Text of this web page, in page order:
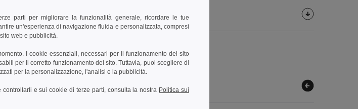
un commento
parti per migliorare la funzionalità generale, ricordare le tue
un'esperienza di navigazione fluida e personalizzata, compresi
web e pubblicità.
I cookie essenziali, necessari per il funzionamento del sito
per il corretto funzionamento del sito. Tuttavia, puoi scegliere di
per la personalizzazione, l'analisi e la pubblicità.
e sui cookie di terze parti, consulta la nostra Politica sui